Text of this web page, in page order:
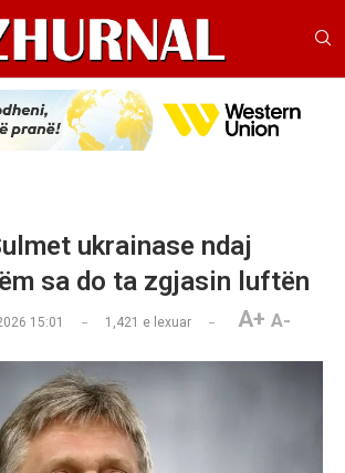
ukrainase ndaj
sa do ta zgjasin luftën
15:01 1,421 e lexuar A+ A-